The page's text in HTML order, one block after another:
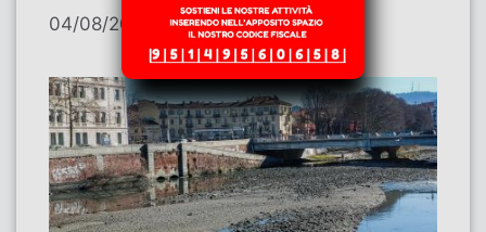
04/08/2026 diAlberto Deambrogio